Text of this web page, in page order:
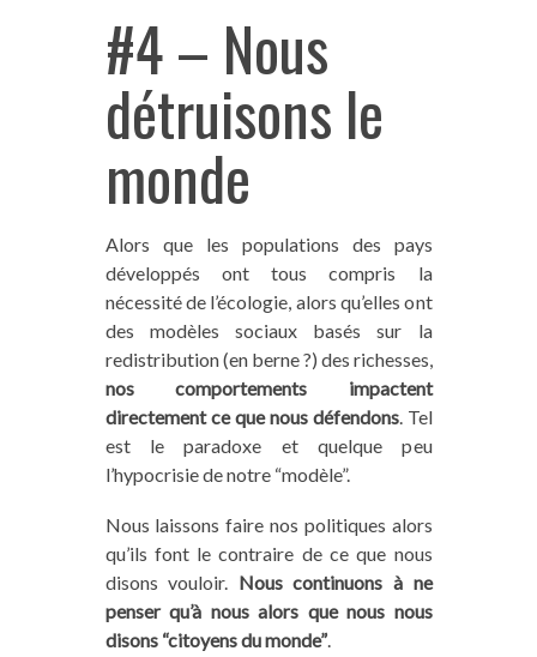
#4 – Nous
détruisons le
monde
Alors que les populations des pays
développés ont tous compris la
nécessité de l’écologie, alors qu’elles ont
des modèles sociaux basés sur la
redistribution (en berne ?) des richesses,
nos comportements impactent
directement ce que nous défendons. Tel
est le paradoxe et quelque peu
l’hypocrisie de notre “modèle”.
Nous laissons faire nos politiques alors
qu’ils font le contraire de ce que nous
disons vouloir. Nous continuons à ne
penser qu’à nous alors que nous nous
disons “citoyens du monde”.